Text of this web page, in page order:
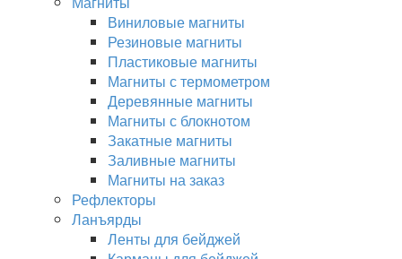
Виниловые магниты
Резиновые магниты
Пластиковые магниты
Магниты с термометром
Деревянные магниты
Магниты с блокнотом
Закатные магниты
Заливные магниты
Магниты на заказ
Рефлекторы
Ланъярды
Ленты для бейджей